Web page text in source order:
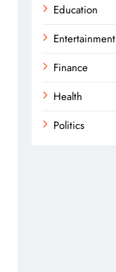
Education
Entertainment
Finance
Health
Politics